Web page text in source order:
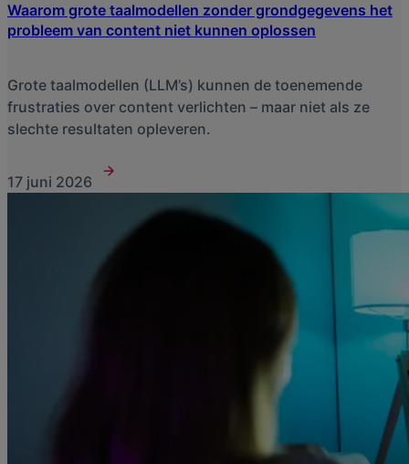
Waarom grote taalmodellen zonder grondgegevens het
probleem van content niet kunnen oplossen
Grote taalmodellen (LLM’s) kunnen de toenemende
frustraties over content verlichten – maar niet als ze
slechte resultaten opleveren.
17 juni 2026